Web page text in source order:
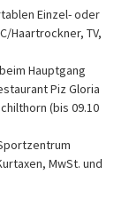
Einzel- oder
Haartrockner, TV,
Hauptgang
Piz Gloria
(bis 09.10
MwSt. und